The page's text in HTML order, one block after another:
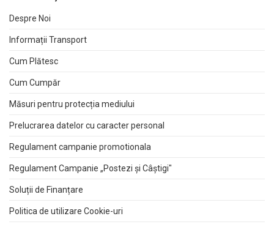
Despre Noi
Informații Transport
Cum Plătesc
Cum Cumpăr
Măsuri pentru protecția mediului
Prelucrarea datelor cu caracter personal
Regulament campanie promotionala
Regulament Campanie „Postezi și Câștigi"
Soluții de Finanțare
Politica de utilizare Cookie-uri